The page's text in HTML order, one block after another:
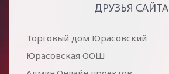
ДРУЗЬЯ САЙТА
Торговый дом Юрасовский
Юрасовская ООШ